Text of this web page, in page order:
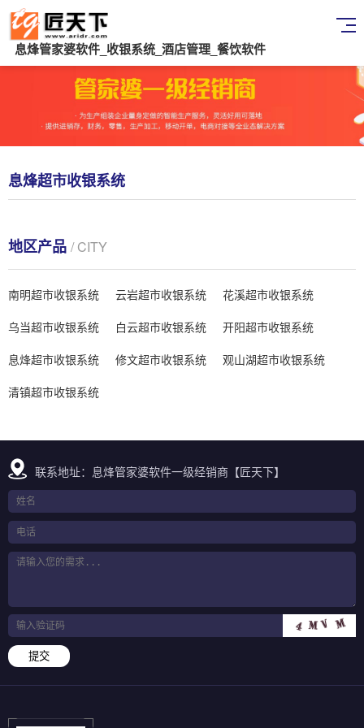
息烽管家婆软件_收银系统_酒店管理_餐饮软件
息烽超市收银系统
地区产品 / CITY
南明超市收银系统 云岩超市收银系统
花溪超市收银系统
乌当超市收银系统
白云超市收银系统
开阳超市收银系统
息烽超市收银系统
修文超市收银系统
观山湖超市收银系统
清镇超市收银系统
联系地址：息烽管家婆软件一级经销商【匠天下】
提交